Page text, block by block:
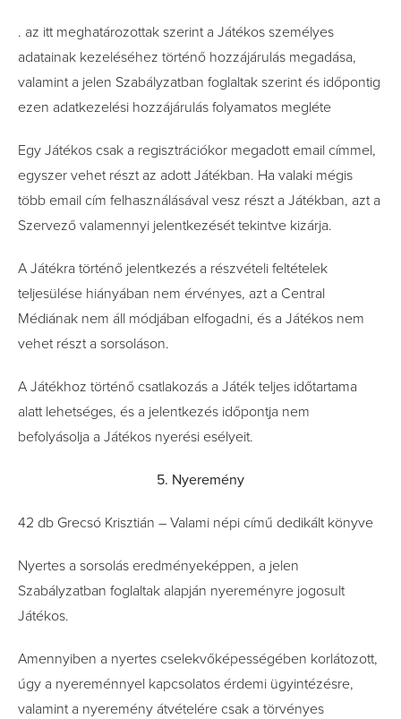
. az itt meghatározottak szerint a Játékos személyes
adatainak kezeléséhez történő hozzájárulás megadása,
valamint a jelen Szabályzatban foglaltak szerint és időpontig
ezen adatkezelési hozzájárulás folyamatos megléte
Egy Játékos csak a regisztrációkor megadott email címmel,
egyszer vehet részt az adott Játékban. Ha valaki mégis
több email cím felhasználásával vesz részt a Játékban, azt a
Szervező valamennyi jelentkezését tekintve kizárja.
A Játékra történő jelentkezés a részvételi feltételek
teljesülése hiányában nem érvényes, azt a Central
Médiának nem áll módjában elfogadni, és a Játékos nem
vehet részt a sorsoláson.
A Játékhoz történő csatlakozás a Játék teljes időtartama
alatt lehetséges, és a jelentkezés időpontja nem
befolyásolja a Játékos nyerési esélyeit.
5. Nyeremény
42 db Grecsó Krisztián – Valami népi című dedikált könyve
Nyertes a sorsolás eredményeképpen, a jelen
Szabályzatban foglaltak alapján nyereményre jogosult
Játékos.
Amennyiben a nyertes cselekvőképességében korlátozott,
úgy a nyereménnyel kapcsolatos érdemi ügyintézésre,
valamint a nyeremény átvételére csak a törvényes